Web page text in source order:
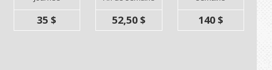
35 $ 52,50 $ 140 $